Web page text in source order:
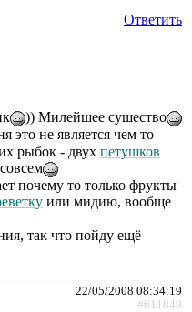
Ответить
)) Милейшее сушество
это не является чем то
рыбок - двух петушков
почему то только фрукты
или мидию, вообще
так что пойду ещё
22/05/2008 08:34:19
#611849